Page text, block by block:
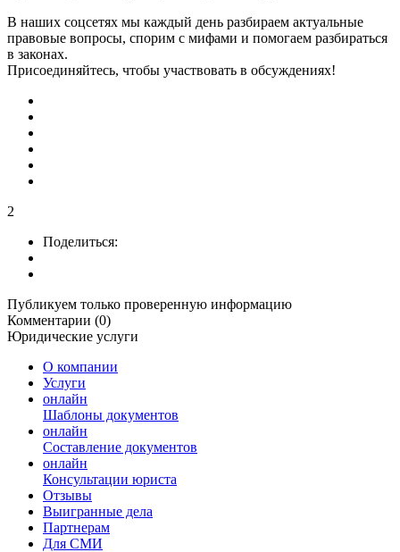
В наших соцсетях мы каждый день разбираем актуальные
правовые вопросы, спорим с мифами и помогаем разбираться
в законах.
Присоединяйтесь, чтобы участвовать в обсуждениях!
2
Поделиться:
Публикуем только проверенную информацию
Комментарии (0)
Юридические услуги
О компании
Услуги
онлайн
Шаблоны документов
онлайн
Составление документов
онлайн
Консультации юриста
Отзывы
Выигранные дела
Партнерам
Для СМИ